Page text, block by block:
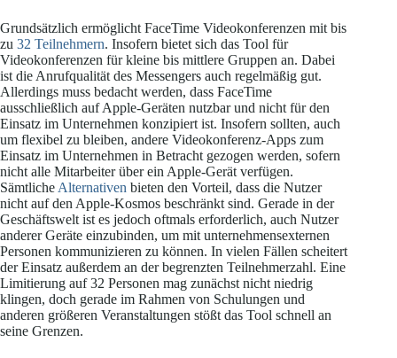
Grundsätzlich ermöglicht FaceTime Videokonferenzen mit bis
zu 32 Teilnehmern. Insofern bietet sich das Tool für
Videokonferenzen für kleine bis mittlere Gruppen an. Dabei
ist die Anrufqualität des Messengers auch regelmäßig gut.
Allerdings muss bedacht werden, dass FaceTime
ausschließlich auf Apple-Geräten nutzbar und nicht für den
Einsatz im Unternehmen konzipiert ist. Insofern sollten, auch
um flexibel zu bleiben, andere Videokonferenz-Apps zum
Einsatz im Unternehmen in Betracht gezogen werden, sofern
nicht alle Mitarbeiter über ein Apple-Gerät verfügen.
Sämtliche Alternativen bieten den Vorteil, dass die Nutzer
nicht auf den Apple-Kosmos beschränkt sind. Gerade in der
Geschäftswelt ist es jedoch oftmals erforderlich, auch Nutzer
anderer Geräte einzubinden, um mit unternehmensexternen
Personen kommunizieren zu können. In vielen Fällen scheitert
der Einsatz außerdem an der begrenzten Teilnehmerzahl. Eine
Limitierung auf 32 Personen mag zunächst nicht niedrig
klingen, doch gerade im Rahmen von Schulungen und
anderen größeren Veranstaltungen stößt das Tool schnell an
seine Grenzen.